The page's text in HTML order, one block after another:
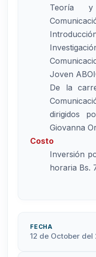
Teoría
Joven
De la
dirigidos
Giovanna
Costo
Inversión
horaria Bs.
FECHA
12 de October del